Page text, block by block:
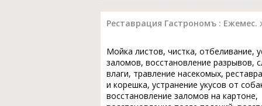
Реставрация Гастрономъ : Ежемес.
Мойка листов, чистка, отбеливание,
заломов, восстановление разрывов,
влаги, травление насекомых,
и корешка, устранение укусов от
восстановление заломов на картоне,